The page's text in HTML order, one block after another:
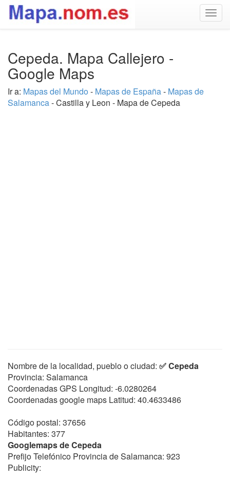
Cepeda. Mapa Callejero -
Google Maps
Ir a: Mapas del Mundo - Mapas de España- Mapas de
Salamanca- Castilla y Leon - Mapa de Cepeda
Nombre de la localidad, pueblo o ciudad: ✅ Cepeda
Provincia: Salamanca
Coordenadas GPS Longitud: -6.0280264
Coordenadas google maps Latitud: 40.4633486
Código postal: 37656
Habitantes: 377
Googlemaps de Cepeda
Prefijo Telefónico Provincia de Salamanca: 923
Publicity: